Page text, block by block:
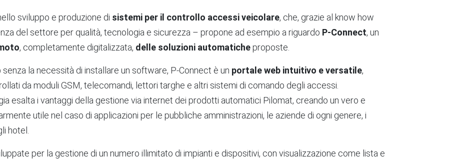
sviluppo e produzione di sistemi per il controllo accessi veicolare, che, grazie al know how
del settore per qualità, tecnologia e sicurezza – propone ad esempio a riguardo P-Connect, un
, completamente digitalizzata, delle soluzioni automaticheproposte.
la necessità di installare un software, P-Connect è un portale web intuitivo e versatile,
da moduli GSM, telecomandi, lettori targhe e altri sistemi di comando degli accessi.
esalta i vantaggi della gestione via internet dei prodotti automatici Pilomat, creando un vero e
utile nel caso di applicazioni per le pubbliche amministrazioni, le aziende di ogni genere, i
hotel.
per la gestione di un numero illimitato di impianti e dispositivi, con visualizzazione come lista e